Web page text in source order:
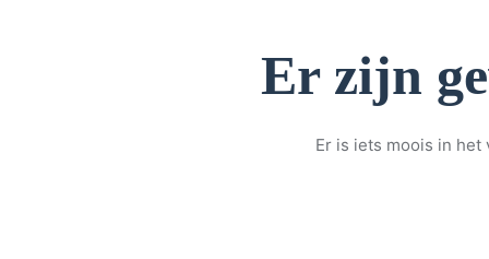
Er zijn
Er is iets moois in